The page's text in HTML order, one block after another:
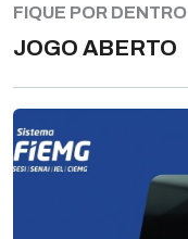
FIQUE POR DENTRO
JOGO ABERTO